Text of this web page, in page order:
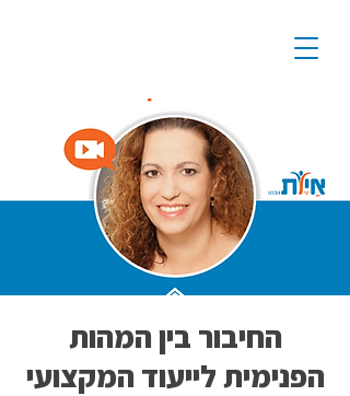
החיבור בין המהות
הפנימית לייעוד המקצועי